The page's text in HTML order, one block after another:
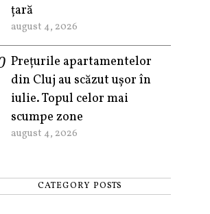
țară
august 4, 2026
Prețurile apartamentelor
din Cluj au scăzut ușor în
iulie. Topul celor mai
scumpe zone
august 4, 2026
CATEGORY POSTS